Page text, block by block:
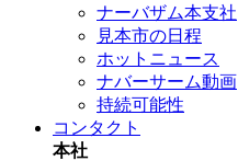
ナーバザム本支社
見本市の日程
ホットニュース
ナバーサーム動画
持続可能性
コンタクト
本社